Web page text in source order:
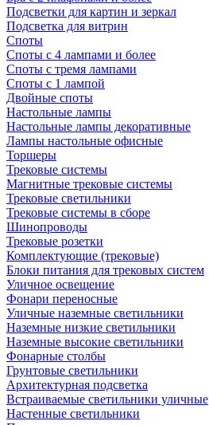
Подсветки для картин и зеркал
Подсветка для витрин
Споты
Споты с 4 лампами и более
Споты с тремя лампами
Споты с 1 лампой
Двойные споты
Настольные лампы
Настольные лампы декоративные
Лампы настольные офисные
Торшеры
Трековые системы
Магнитные трековые системы
Трековые светильники
Трековые системы в сборе
Шинопроводы
Трековые розетки
Комплектующие (трековые)
Блоки питания для трековых систем
Уличное освещение
Фонари переносные
Уличные наземные светильники
Наземные низкие светильники
Наземные высокие светильники
Фонарные столбы
Грунтовые светильники
Архитектурная подсветка
Встраиваемые светильники уличные
Настенные светильники